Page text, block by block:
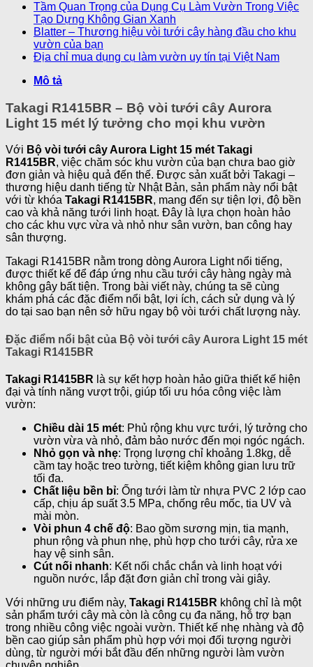
Tầm Quan Trọng của Dụng Cụ Làm Vườn Trong Việc
Tạo Dựng Không Gian Xanh
Blatter – Thương hiệu vòi tưới cây hàng đầu cho khu
vườn của bạn
Địa chỉ mua dụng cụ làm vườn uy tín tại Việt Nam
Mô tả
Takagi R1415BR – Bộ vòi tưới cây Aurora
Light 15 mét lý tưởng cho mọi khu vườn
Với Bộ vòi tưới cây Aurora Light 15 mét Takagi
R1415BR, việc chăm sóc khu vườn của bạn chưa bao giờ
đơn giản và hiệu quả đến thế. Được sản xuất bởi Takagi –
thương hiệu danh tiếng từ Nhật Bản, sản phẩm này nổi bật
với từ khóa Takagi R1415BR, mang đến sự tiện lợi, độ bền
cao và khả năng tưới linh hoạt. Đây là lựa chọn hoàn hảo
cho các khu vực vừa và nhỏ như sân vườn, ban công hay
sân thượng.
Takagi R1415BR nằm trong dòng Aurora Light nổi tiếng,
được thiết kế để đáp ứng nhu cầu tưới cây hàng ngày mà
không gây bất tiện. Trong bài viết này, chúng ta sẽ cùng
khám phá các đặc điểm nổi bật, lợi ích, cách sử dụng và lý
do tại sao bạn nên sở hữu ngay bộ vòi tưới chất lượng này.
Đặc điểm nổi bật của Bộ vòi tưới cây Aurora Light 15 mét
Takagi R1415BR
Takagi R1415BR là sự kết hợp hoàn hảo giữa thiết kế hiện
đại và tính năng vượt trội, giúp tối ưu hóa công việc làm
vườn:
Chiều dài 15 mét: Phủ rộng khu vực tưới, lý tưởng cho
vườn vừa và nhỏ, đảm bảo nước đến mọi ngóc ngách.
Nhỏ gọn và nhẹ: Trọng lượng chỉ khoảng 1.8kg, dễ
cầm tay hoặc treo tường, tiết kiệm không gian lưu trữ
tối đa.
Chất liệu bền bỉ: Ống tưới làm từ nhựa PVC 2 lớp cao
cấp, chịu áp suất 3.5 MPa, chống rêu mốc, tia UV và
mài mòn.
Vòi phun 4 chế độ: Bao gồm sương mịn, tia mạnh,
phun rộng và phun nhẹ, phù hợp cho tưới cây, rửa xe
hay vệ sinh sân.
Cút nối nhanh: Kết nối chắc chắn và linh hoạt với
nguồn nước, lắp đặt đơn giản chỉ trong vài giây.
Với những ưu điểm này, Takagi R1415BR không chỉ là một
sản phẩm tưới cây mà còn là công cụ đa năng, hỗ trợ bạn
trong nhiều công việc ngoài vườn. Thiết kế nhẹ nhàng và độ
bền cao giúp sản phẩm phù hợp với mọi đối tượng người
dùng, từ người mới bắt đầu đến những người làm vườn